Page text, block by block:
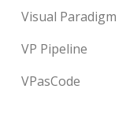
Visual Paradigm
VP Pipeline
VPasCode